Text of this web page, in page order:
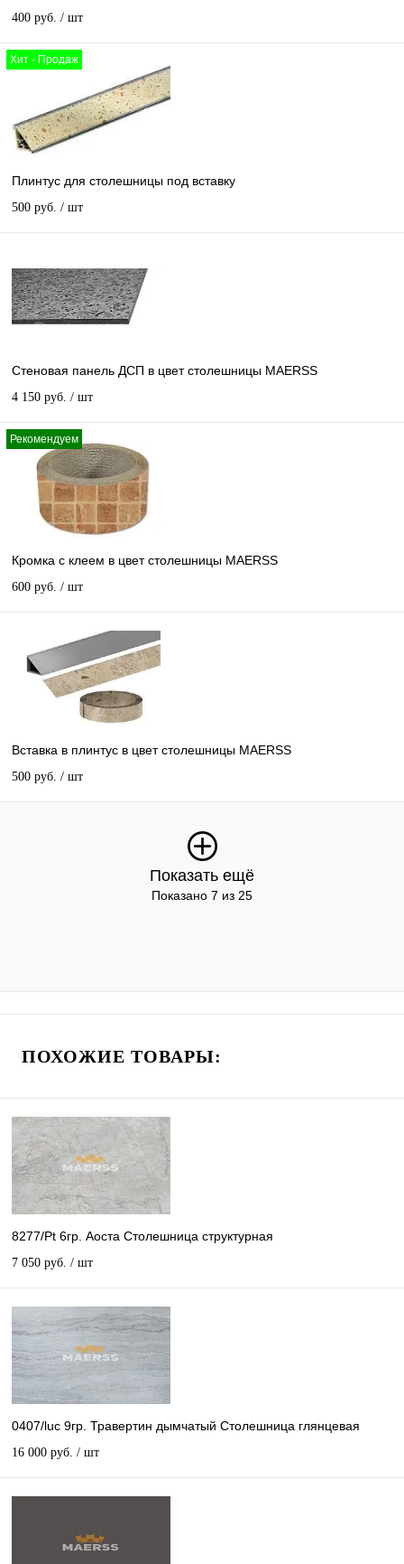
400 руб. / шт
Хит - Продаж
Плинтус для столешницы под вставку
500 руб. / шт
Стеновая панель ДСП в цвет столешницы MAERSS
4 150 руб. / шт
Рекомендуем
Кромка с клеем в цвет столешницы MAERSS
600 руб. / шт
Вставка в плинтус в цвет столешницы MAERSS
500 руб. / шт
Показать ещё
Показано 7 из 25
ПОХОЖИЕ ТОВАРЫ:
8277/Pt 6гр. Аоста Столешница структурная
7 050 руб. / шт
0407/luc 9гр. Травертин дымчатый Столешница глянцевая
16 000 руб. / шт